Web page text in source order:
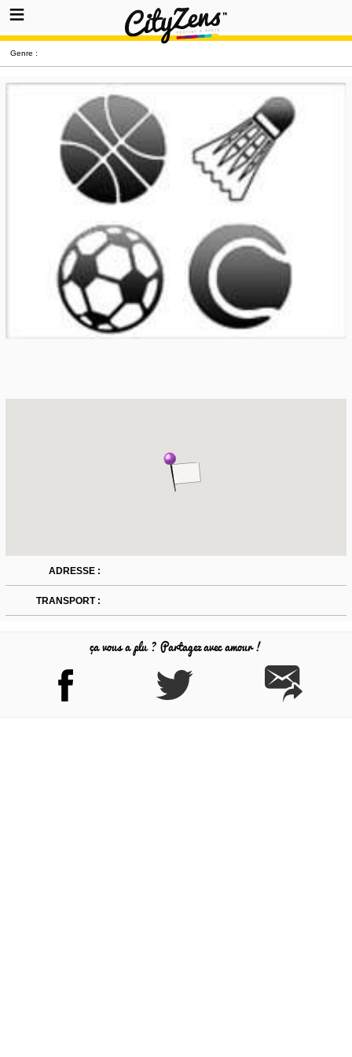
Genre :
ADRESSE :
TRANSPORT :
ça vous a plu ? Partagez avec amour !